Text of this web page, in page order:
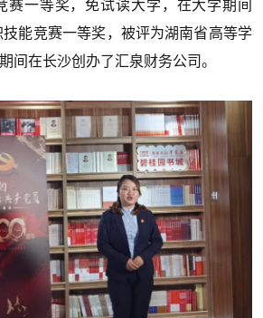
赛一等奖，免试读大学，在大学期间
能竞赛一等奖，被评为湖南省高等学
间在长沙创办了汇泉财务公司。